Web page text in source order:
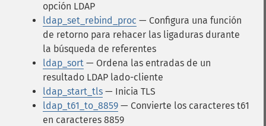
opción LDAP
ldap_set_rebind_proc — Configura una función
de retorno para rehacer las ligaduras durante
la búsqueda de referentes
ldap_sort — Ordena las entradas de un
resultado LDAP lado-cliente
ldap_start_tls — Inicia TLS
ldap_t61_to_8859 — Convierte los caracteres t61
en caracteres 8859